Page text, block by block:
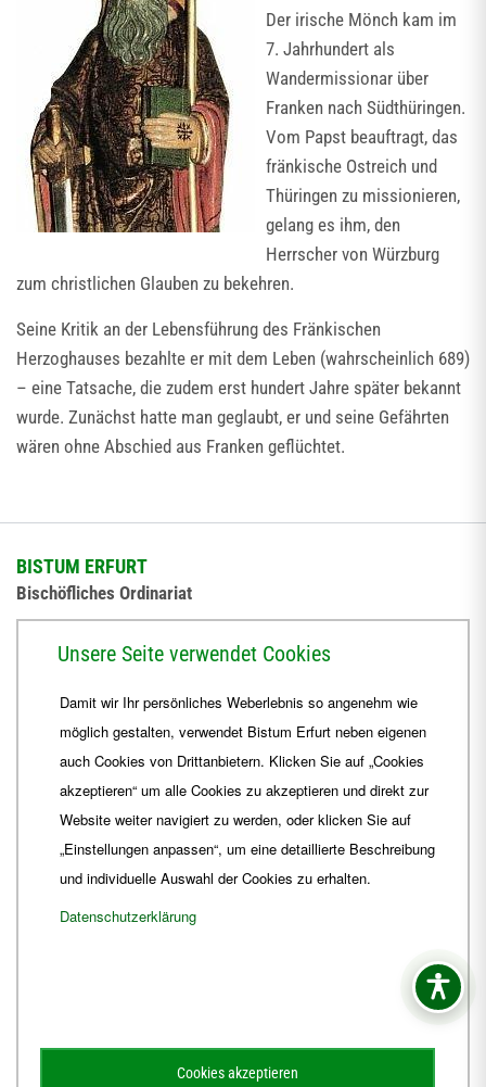
Der irische Mönch kam im
7. Jahrhundert als
Wandermissionar über
Franken nach Südthüringen.
Vom Papst beauftragt, das
fränkische Ostreich und
Thüringen zu missionieren,
gelang es ihm, den
Herrscher von Würzburg
zum christlichen Glauben zu bekehren.
Seine Kritik an der Lebensführung des Fränkischen
Herzoghauses bezahlte er mit dem Leben (wahrscheinlich 689)
– eine Tatsache, die zudem erst hundert Jahre später bekannt
wurde. Zunächst hatte man geglaubt, er und seine Gefährten
wären ohne Abschied aus Franken geflüchtet.
BISTUM ERFURT
Bischöfliches Ordinariat
+49 361 6572-444
ordinariat Bistum-Erfurt.de
Unsere Seite verwendet Cookies
Damit wir Ihr persönliches Weberlebnis so angenehm wie
möglich gestalten, verwendet Bistum Erfurt neben eigenen
auch Cookies von Drittanbietern. Klicken Sie auf „Cookies
akzeptieren“ um alle Cookies zu akzeptieren und direkt zur
Website weiter navigiert zu werden, oder klicken Sie auf
„Einstellungen anpassen“, um eine detaillierte Beschreibung
und individuelle Auswahl der Cookies zu erhalten.
Datenschutzerklärung
Cookies akzeptieren